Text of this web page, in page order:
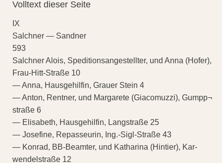
Volltext dieser Seite
IX
Salchner — Sandner
593
Salchner Alois, Speditionsangestellter, und Anna (Hofer),
Frau-Hitt-Straße 10
— Anna, Hausgehilfin, Grauer Stein 4
— Anton, Rentner, und Margarete (Giacomuzzi), Gumpp¬
straße 6
— Elisabeth, Hausgehilfin, Langstraße 25
— Josefine, Repasseurin, Ing.-Sigl-Straße 43
— Konrad, BB-Beamter, und Katharina (Hintier), Kar-
wendelstraße 12